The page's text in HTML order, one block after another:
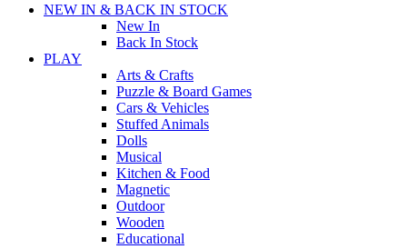
NEW IN & BACK IN STOCK
New In
Back In Stock
PLAY
Arts & Crafts
Puzzle & Board Games
Cars & Vehicles
Stuffed Animals
Dolls
Musical
Kitchen & Food
Magnetic
Outdoor
Wooden
Educational